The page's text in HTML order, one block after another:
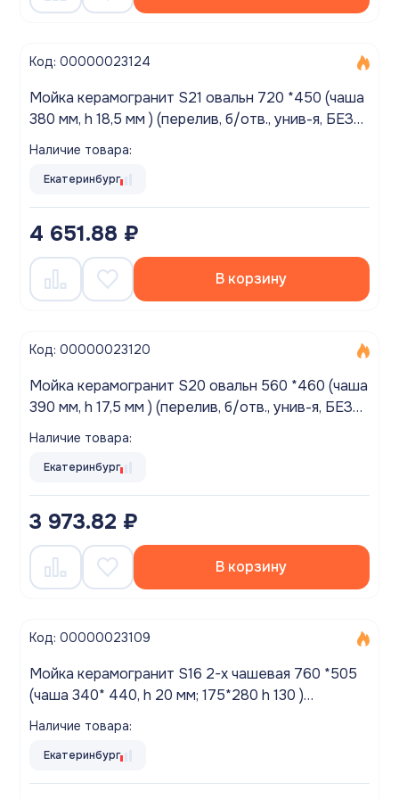
Код: 00000023124
Мойка керамогранит S21 овальн 720 *450 (чаша
380 мм, h 18,5 мм ) (перелив, б/отв., унив-я, БЕЗ
Наличие товара:
Екатеринбург
4 651.88 ₽
В корзину
Код: 00000023120
Мойка керамогранит S20 овальн 560 *460 (чаша
390 мм, h 17,5 мм ) (перелив, б/отв., унив-я, БЕЗ
Наличие товара:
Екатеринбург
3 973.82 ₽
В корзину
Код: 00000023109
Мойка керамогранит S16 2-х чашевая 760 *505
(чаша 340* 440, h 20 мм; 175*280 h 130 )
Наличие товара:
Екатеринбург